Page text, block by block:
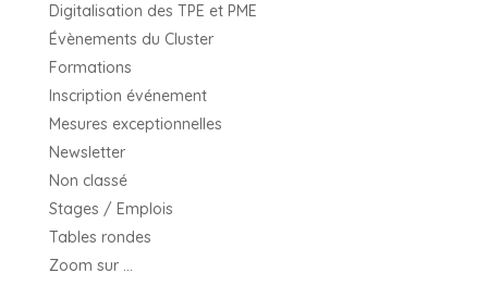
Digitalisation des TPE et PME
Évènements du Cluster
Formations
Inscription événement
Mesures exceptionnelles
Newsletter
Non classé
Stages / Emplois
Tables rondes
Zoom sur …